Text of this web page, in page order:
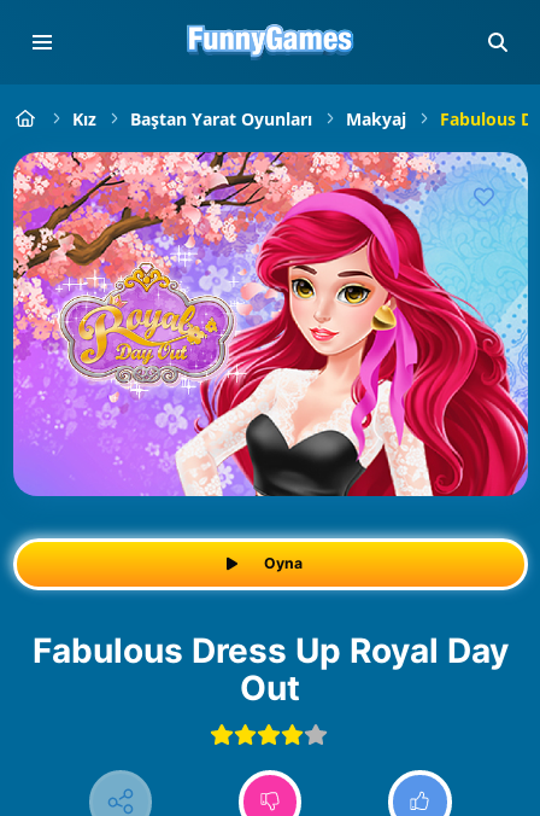
Kız Baştan Yarat Oyunları Makyaj Fabulous
Oyna
Fabulous Dress Up Royal Day
Out